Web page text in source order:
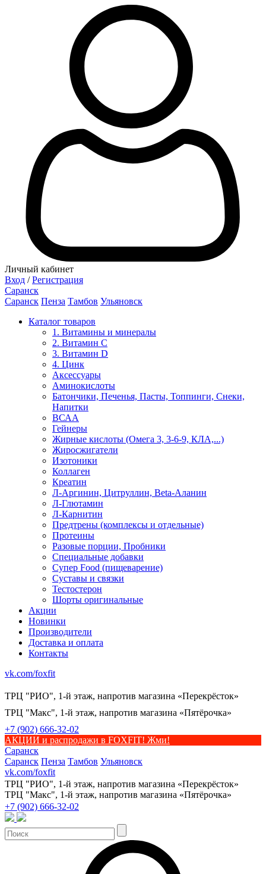
Личный кабинет
Вход / Регистрация
Саранск
Саранск Пенза Тамбов Ульяновск
Каталог товаров
1. Витамины и минералы
2. Витамин С
3. Витамин D
4. Цинк
Аксессуары
Аминокислоты
Батончики, Печенья, Пасты, Топпинги, Снеки,
Напитки
ВСАА
Гейнеры
Жирные кислоты (Омега 3, 3-6-9, КЛА,...)
Жиросжигатели
Изотоники
Коллаген
Креатин
Л-Аргинин, Цитруллин, Beta-Аланин
Л-Глютамин
Л-Карнитин
Предтрены (комплексы и отдельные)
Протеины
Разовые порции, Пробники
Специальные добавки
Супер Food (пищеварение)
Суставы и связки
Тестостерон
Шорты оригинальные
Акции
Новинки
Производители
Доставка и оплата
Контакты
vk.com/foxfit
ТРЦ "РИО", 1-й этаж, напротив магазина «Перекрёсток»
ТРЦ "Макс", 1-й этаж, напротив магазина «Пятёрочка»
+7 (902) 666-32-02
АКЦИИ и распродажи в FOXFIT! Жми!
Саранск
Саранск Пенза Тамбов Ульяновск
vk.com/foxfit
ТРЦ "РИО", 1-й этаж, напротив магазина «Перекрёсток»
ТРЦ "Макс", 1-й этаж, напротив магазина «Пятёрочка»
+7 (902) 666-32-02